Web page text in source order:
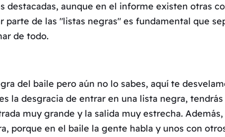
destacadas, aunque en el informe existen otras
de las "listas negras" es fundamental que
de todo.
del baile pero aún no lo sabes, aquí te
la desgracia de entrar en una lista negra,
muy grande y la salida muy estrecha.
porque en el baile la gente habla y unos con